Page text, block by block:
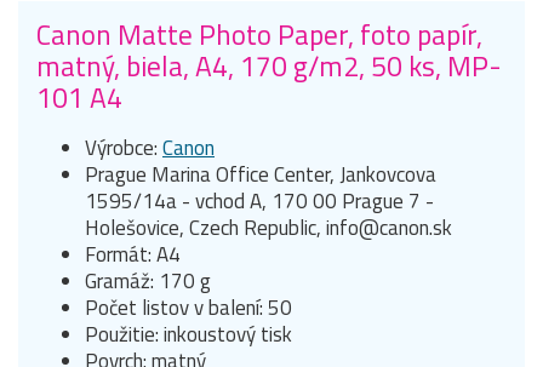
Canon Matte Photo Paper, foto papír,
matný, biela, A4, 170 g/m2, 50 ks, MP-
101 A4
Výrobce:Canon
Prague Marina Office Center, Jankovcova
1595/14a - vchod A, 170 00 Prague 7 -
Holešovice, Czech Republic, info@canon.sk
Formát: A4
Gramáž: 170 g
Počet listov v balení: 50
Použitie: inkoustový tisk
Povrch: matný